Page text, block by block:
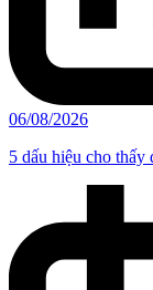
06/08/2026
5 dấu hiệu cho